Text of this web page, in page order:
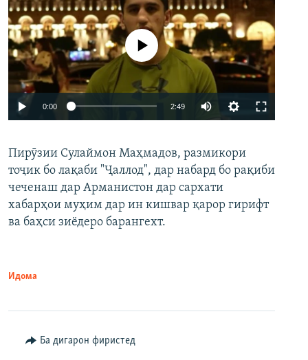
Auto 240p 360p 480p
720p 1080p
Феълан кор намекунад
0:00 2:49
360p
480p
Пирӯзии Сулаймон Маҳмадов, размикори
тоҷик бо лақаби "Ҷаллод", дар набард бо рақиби
чеченаш дар Арманистон дар сархати
хабарҳои муҳим дар ин кишвар қарор гирифт
ва баҳси зиёдеро барангехт.
Идома
Ба дигарон фиристед